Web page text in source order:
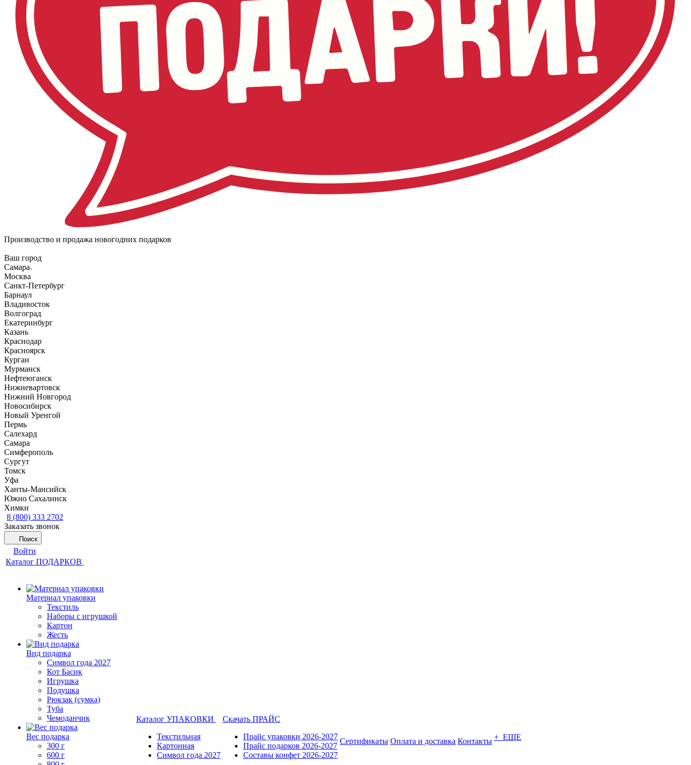
Производство и продажа новогодних подарков
Ваш город
Самара
Москва
Санкт-Петербург
Барнаул
Владивосток
Волгоград
Екатеринбург
Казань
Краснодар
Красноярск
Курган
Мурманск
Нефтеюганск
Нижневартовск
Нижний Новгород
Новосибирск
Новый Уренгой
Пермь
Салехард
Самара
Симферополь
Сургут
Томск
Уфа
Ханты-Мансийск
Южно Сахалинск
Химки
8 (800) 333 2702
Заказать звонок
Поиск
Войти
Каталог ПОДАРКОВ
Материал упаковки
Текстиль
Наборы с игрушкой
Картон
Жесть
Вид подарка
Символ года 2027
Кот Басик
Игрушка
Подушка
Рюкзак (сумка)
Туба
Чемоданчик
Вес подарка
300 г
600 г
Каталог УПАКОВКИ
Текстильная
Картонная
Символ года 2027
Скачать ПРАЙС
Прайс упаковки 2026-2027
Прайс подарков 2026-2027
Составы конфет 2026-2027
Сертификаты Оплата и доставка Контакты + ЕЩЕ